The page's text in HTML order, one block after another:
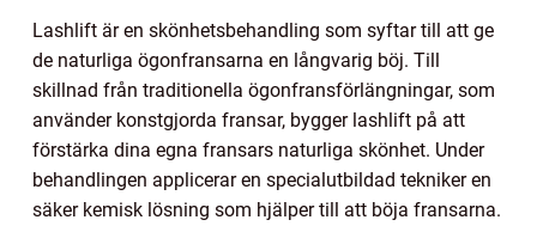
Lashlift är en skönhetsbehandling som syftar till att ge
de naturliga ögonfransarna en långvarig böj. Till
skillnad från traditionella ögonfransförlängningar, som
använder konstgjorda fransar, bygger lashlift på att
förstärka dina egna fransars naturliga skönhet. Under
behandlingen applicerar en specialutbildad tekniker en
säker kemisk lösning som hjälper till att böja fransarna.